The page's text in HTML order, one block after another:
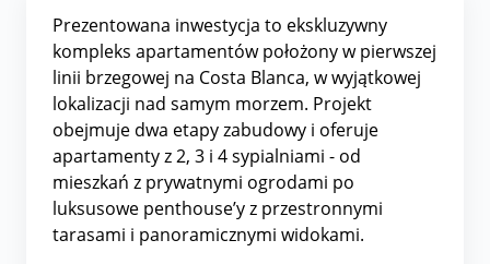
Prezentowana inwestycja to ekskluzywny
kompleks apartamentów położony w pierwszej
linii brzegowej na Costa Blanca, w wyjątkowej
lokalizacji nad samym morzem. Projekt
obejmuje dwa etapy zabudowy i oferuje
apartamenty z 2, 3 i 4 sypialniami - od
mieszkań z prywatnymi ogrodami po
luksusowe penthouse’y z przestronnymi
tarasami i panoramicznymi widokami.